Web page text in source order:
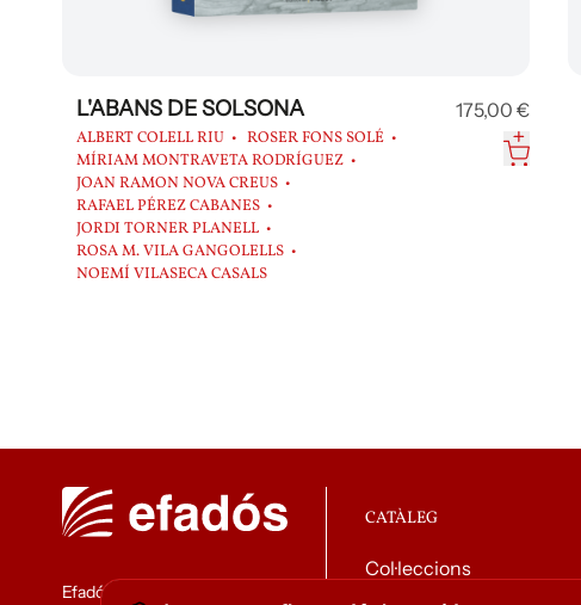
L'ABANS DE SOLSONA
ALBERT COLELL RIU
ROSER FONS SOLÉ
MÍRIAM MONTRAVETA RODRÍGUEZ
JOAN RAMON NOVA CREUS
RAFAEL PÉREZ CABANES
JORDI TORNER PLANELL
ROSA M. VILA GANGOLELLS
NOEMÍ VILASECA CASALS
175,00 €
Efadós
CATÀLEG
Col·leccions